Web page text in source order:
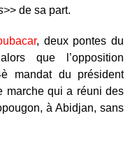
> de sa part.
, deux pontes du
que l’opposition
mandat du président
marche qui a réuni des
à Abidjan, sans